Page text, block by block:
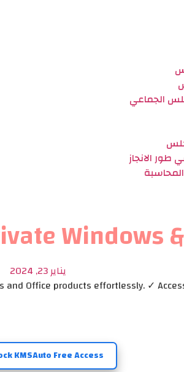
الجماعي
طور الانجاز
Windows
يناير 23, 2024
and Office products effortlessly. ✓
KMSAuto Free Access! ✨